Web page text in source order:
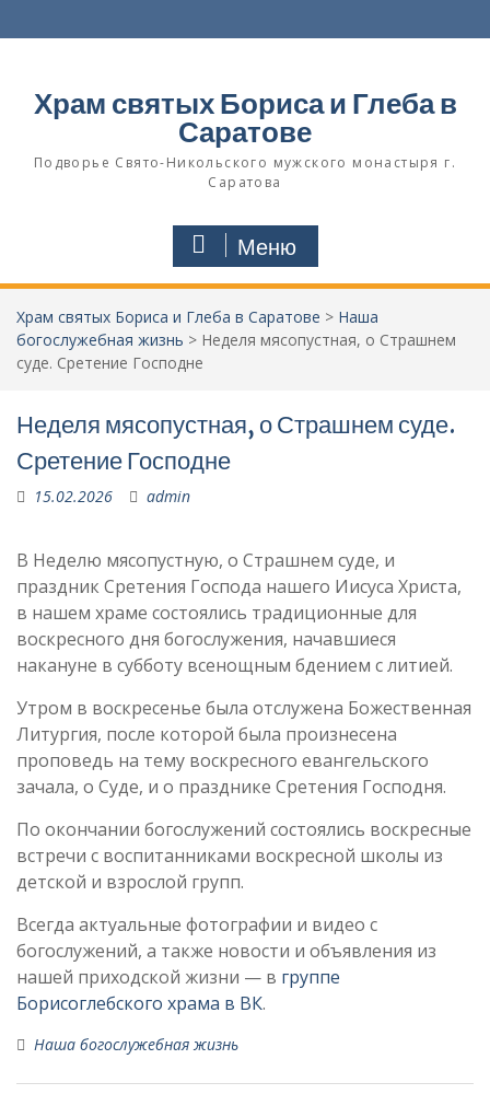
к
Храм святых Бориса и Глеба в
Саратове
Подворье Свято-Никольского мужского монастыря г.
Саратова
Меню
Храм святых Бориса и Глеба в Саратове > Наша
богослужебная жизнь > Неделя мясопустная, о Страшнем
суде. Сретение Господне
Неделя мясопустная, о Страшнем суде.
Сретение Господне
15.02.2026 admin
В Неделю мясопустную, о Страшнем суде, и
праздник Сретения Господа нашего Иисуса Христа,
в нашем храме состоялись традиционные для
воскресного дня богослужения, начавшиеся
накануне в субботу всенощным бдением с литией.
Утром в воскресенье была отслужена Божественная
Литургия, после которой была произнесена
проповедь на тему воскресного евангельского
зачала, о Суде, и о празднике Сретения Господня.
По окончании богослужений состоялись воскресные
встречи с воспитанниками воскресной школы из
детской и взрослой групп.
Всегда актуальные фотографии и видео с
богослужений, а также новости и объявления из
нашей приходской жизни — в группе
Борисоглебского храма в ВК.
Наша богослужебная жизнь